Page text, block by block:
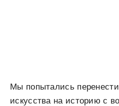
Мы попытались
искусства на историю с